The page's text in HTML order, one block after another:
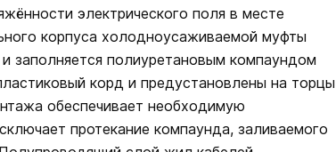
электрического поля в месте
корпуса холодноусаживаемой муфты
заполняется полиуретановым компаундом
корд и предустановлены на торцы
обеспечивает необходимую
протекание компаунда, заливаемого